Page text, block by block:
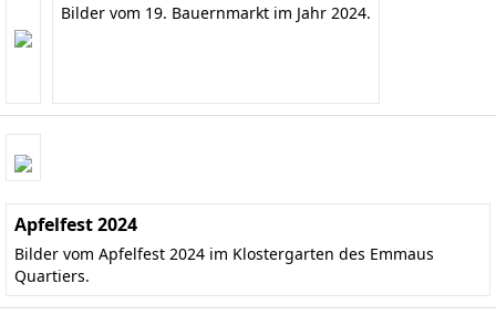
Bilder vom 19. Bauernmarkt im Jahr 2024.
Apfelfest 2024
Bilder vom Apfelfest 2024 im Klostergarten des Emmaus
Quartiers.